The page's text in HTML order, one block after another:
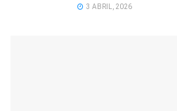
3 ABRIL, 2026